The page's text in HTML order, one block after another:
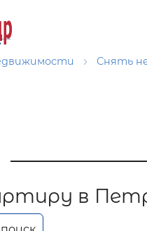
Снять
в